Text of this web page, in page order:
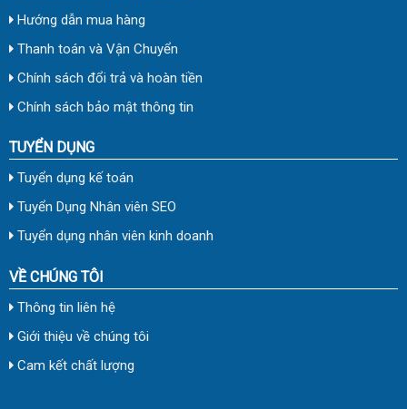
Hướng dẫn mua hàng
Thanh toán và Vận Chuyển
Chính sách đổi trả và hoàn tiền
Chính sách bảo mật thông tin
TUYỂN DỤNG
Tuyển dụng kế toán
Tuyển Dụng Nhân viên SEO
Tuyển dụng nhân viên kinh doanh
VỀ CHÚNG TÔI
Thông tin liên hệ
Giới thiệu về chúng tôi
Cam kết chất lượng